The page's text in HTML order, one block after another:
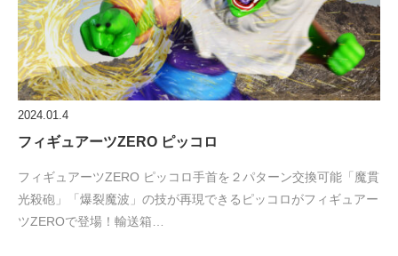
2024.01.4
フィギュアーツZERO ピッコロ
フィギュアーツZERO ピッコロ手首を２パターン交換可能「魔貫
光殺砲」「爆裂魔波」の技が再現できるピッコロがフィギュアー
ツZEROで登場！輸送箱…